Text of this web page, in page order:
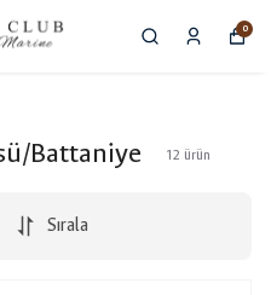
0
Battaniye 12 ürün
Sırala